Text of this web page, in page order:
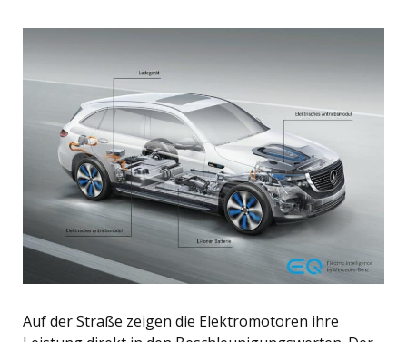
Auf der Straße zeigen die Elektromotoren ihre